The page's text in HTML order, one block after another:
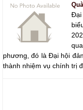
Đại
phương, đó là Đại hội
thành nhiệm vụ chính trị